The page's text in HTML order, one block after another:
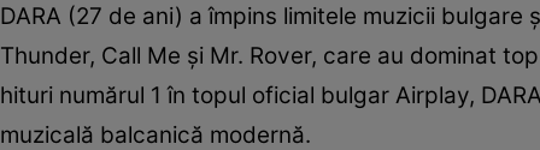
DARA (27 de ani) a împins limitele muzicii
Thunder, Call Me și Mr. Rover, care au dominat
hituri numărul 1 în topul oficial bulgar Airplay,
muzicală balcanică modernă.